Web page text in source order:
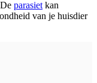
parasiet kan
van je huisdier